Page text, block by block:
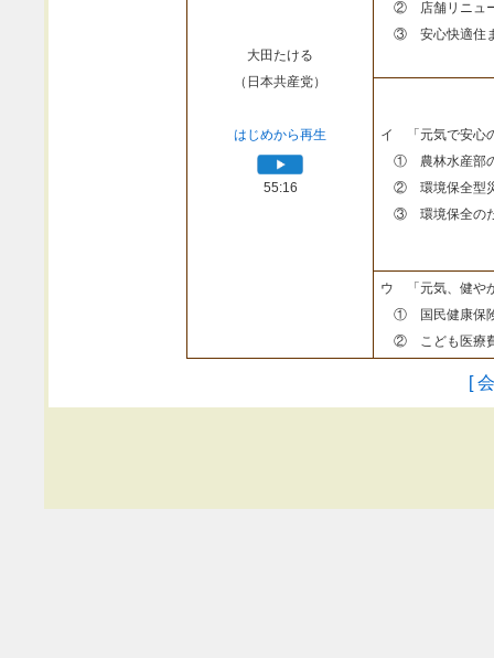
大田たける
（日本共産党）
はじめから再生
55:16
② 店舗リニュー
③ 安心快適住ま
イ 「元気で安心
① 農林水産部
② 環境保全型
③ 環境保全のた
ウ 「元気、健や
① 国民健康保険
② こども医療費
[